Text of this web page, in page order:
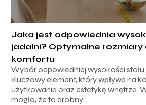
Jaka jest odpowiednia
jadalni? Optymalne rozmiary
komfortu
Wybór odpowiedniej wysokości stołu
kluczowy element, który wpływa na
użytkowania oraz estetykę wnętrza.
mogło, że to drobny...